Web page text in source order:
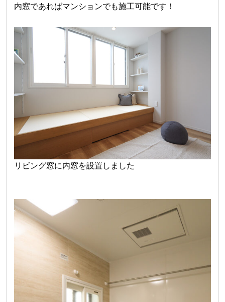
内窓であればマンションでも施工可能です！
リビング窓に内窓を設置しました